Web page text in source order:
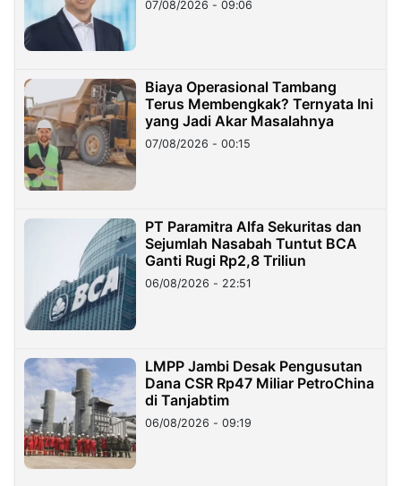
Miliar
07/08/2026 - 09:06
Biaya Operasional Tambang
Terus Membengkak? Ternyata Ini
yang Jadi Akar Masalahnya
07/08/2026 - 00:15
PT Paramitra Alfa Sekuritas dan
Sejumlah Nasabah Tuntut BCA
Ganti Rugi Rp2,8 Triliun
06/08/2026 - 22:51
LMPP Jambi Desak Pengusutan
Dana CSR Rp47 Miliar PetroChina
di Tanjabtim
06/08/2026 - 09:19